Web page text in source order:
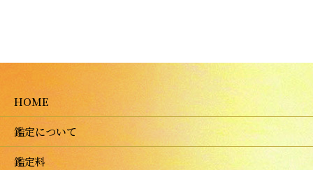
HOME
鑑定について
鑑定料